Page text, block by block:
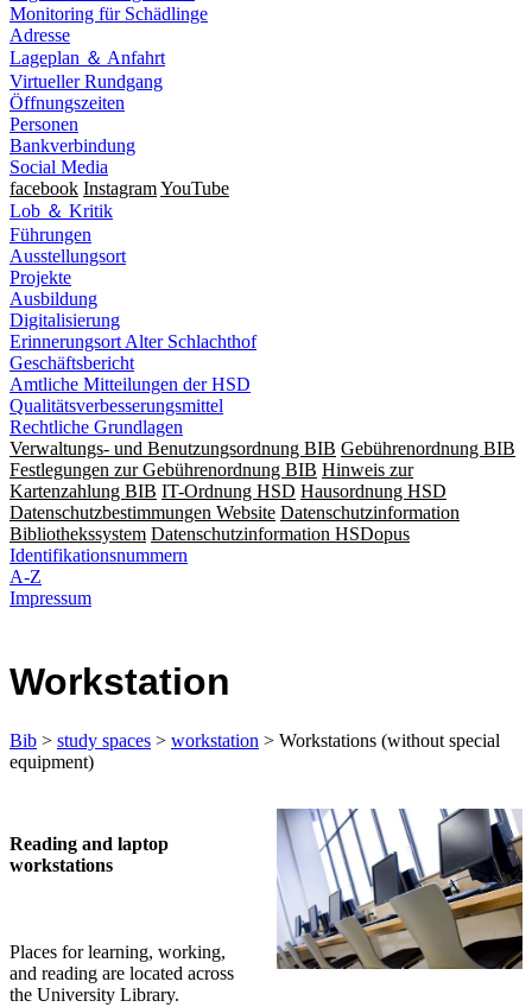
Monitoring für Schädlinge
Adresse
Lageplan ＆ Anfahrt
Virtueller Rundgang
Öffnungszeiten
Personen
Bankverbindung
Social Media
facebook InstagramYouTube
Lob ＆ Kritik
Führungen
Ausstellungsort
Projekte
Ausbildung
Digitalisierung
Erinnerungsort Alter Schlachthof
Geschäftsbericht
Amtliche Mitteilungen der HSD
Qualitätsverbesserungsmittel
Rechtliche Grundlagen
Verwaltungs- und Benutzungsordnung BIB Gebührenordnung BIB
Festlegungen zur Gebührenordnung BIB Hinweis zur
Kartenzahlung BIB IT-Ordnung HSD Hausordnung HSD
Datenschutzbestimmungen Website Datenschutzinformation
Bibliothekssystem Datenschutzinformation HSDopus
Identifikationsnummern
A-Z
Impressum
Workstation
Bib > study spaces > workstation > Workstations (without special
equipment)
​​Reading and laptop
workstations
Places for learning, working,
and reading are located across
the University Library.